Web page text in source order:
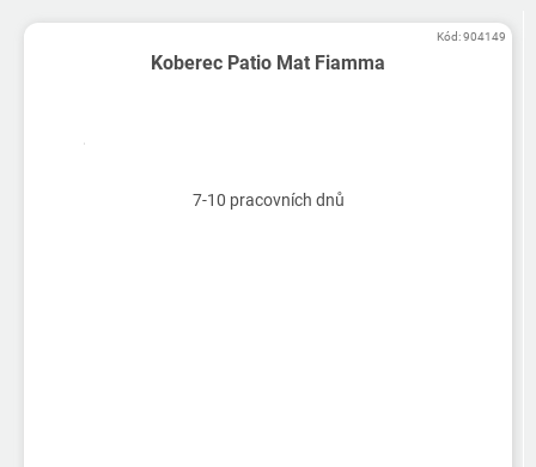
Koberec Patio Mat Fiamma
7-10 pracovních dnů
Kód:904149